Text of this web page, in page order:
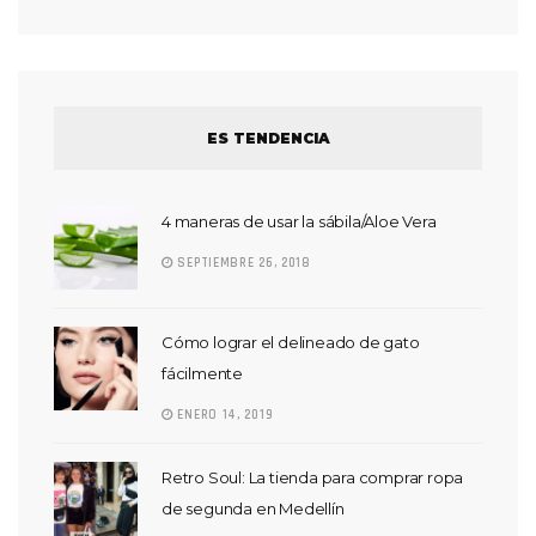
ES TENDENCIA
4 maneras de usar la sábila/Aloe Vera
SEPTIEMBRE 26, 2018
Cómo lograr el delineado de gato
fácilmente
ENERO 14, 2019
Retro Soul: La tienda para comprar ropa
de segunda en Medellín